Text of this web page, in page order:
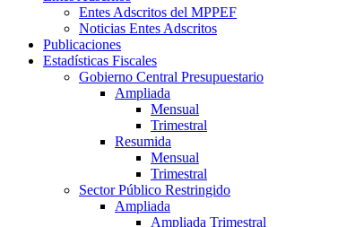
Entes Adscritos del MPPEF
Noticias Entes Adscritos
Publicaciones
Estadísticas Fiscales
Gobierno Central Presupuestario
Ampliada
Mensual
Trimestral
Resumida
Mensual
Trimestral
Sector Público Restringido
Ampliada
Ampliada Trimestral